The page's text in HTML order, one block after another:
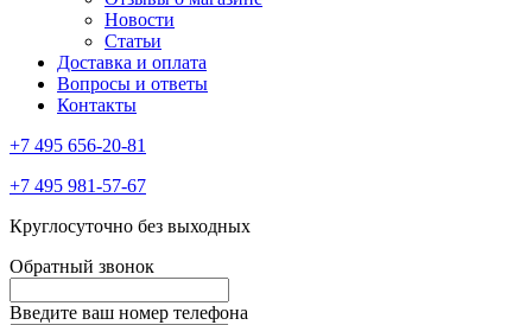
Новости
Статьи
Доставка и оплата
Вопросы и ответы
Контакты
+7 495 656-20-81
+7 495 981-57-67
Круглосуточно без выходных
Обратный звонок
Введите ваш номер телефона